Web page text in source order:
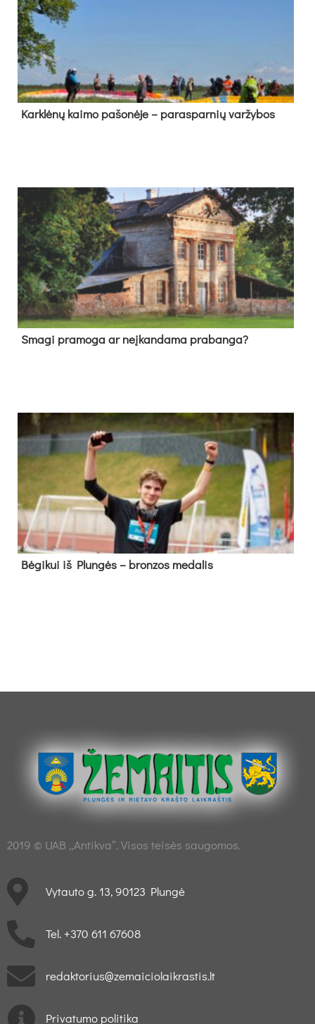
Kark­lė­nų kai­mo pa­šo­nė­je – pa­ras­par­nių var­žy­bos
Sma­gi pra­mo­ga ar neį­kan­da­ma pra­ban­ga?
Bė­gi­kui iš Plun­gės – bron­zos me­da­lis
2019 © UAB „Antikva“. Visos teisės saugomos.
Vytauto g. 13, 90123 Plungė
Tel. +370 611 67608
redaktorius@zemaiciolaikrastis.lt
Privatumo politika